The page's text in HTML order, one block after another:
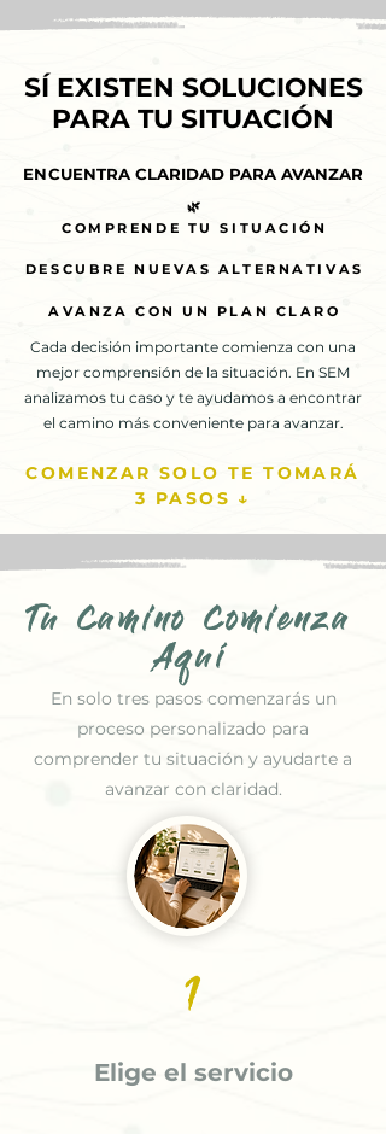
SÍ EXISTEN SOLUCIONES
PARA TU SITUACIÓN
SÍ EXISTEN SOLUCIONES
PARA TU SITUACIÓN
ENCUENTRA CLARIDAD PARA AVANZAR
ENCUENTRA CLARIDAD PARA AVANZAR
🌿
COMPRENDE TU SITUACIÓN
DESCUBRE NUEVAS ALTERNATIVAS
AVANZA CON UN PLAN CLARO
🌿
COMPRENDE TU SITUACIÓN
DESCUBRE NUEVAS ALTERNATIVAS
AVANZA CON UN PLAN CLARO
Cada decisión importante comienza con una
mejor comprensión de la situación. En SEM
analizamos tu caso y te ayudamos a encontrar
el camino más conveniente para avanzar.
COMENZAR SOLO TE TOMARÁ
3 PASOS ↓
Tu Camino Comienza
Aquí
En solo tres pasos comenzarás un
proceso personalizado para
comprender tu situación y ayudarte a
avanzar con claridad.
1
Elige el servicio